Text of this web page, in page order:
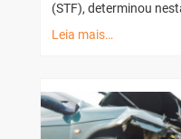
(STF), determinou
Leia mais…